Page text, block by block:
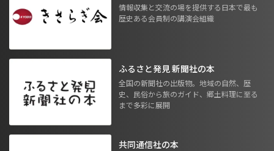
情報収集と交流の場を提供する日本で最も
歴史ある会員制の講演会組織
ふるさと発見 新聞社の本
全国の新聞社の出版物。地域の自然、歴
史、民俗から旅のガイド、郷土料理に至る
まで多彩に展開
共同通信社の本